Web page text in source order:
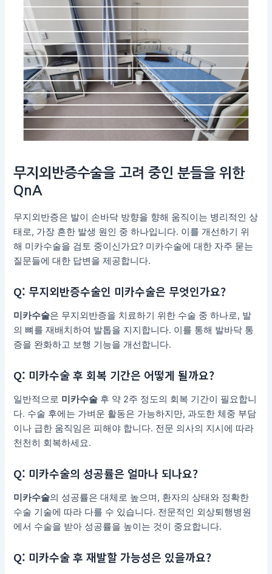
무지외반증수술을 고려 중인 분들을 위한
QnA
무지외반증은 발이 손바닥 방향을 향해 움직이는 병리적인 상
태로, 가장 흔한 발생 원인 중 하나입니다. 이를 개선하기 위
해 미카수술을 검토 중이신가요? 미카수술에 대한 자주 묻는
질문들에 대한 답변을 제공합니다.
Q: 무지외반증수술인 미카수술은 무엇인가요?
미카수술은 무지외반증을 치료하기 위한 수술 중 하나로, 발
의 뼈를 재배치하여 발톱을 지지합니다. 이를 통해 발바닥 통
증을 완화하고 보행 기능을 개선합니다.
Q: 미카수술 후 회복 기간은 어떻게 될까요?
일반적으로 미카수술 후 약 2주 정도의 회복 기간이 필요합니
다. 수술 후에는 가벼운 활동은 가능하지만, 과도한 체중 부담
이나 급한 움직임은 피해야 합니다. 전문 의사의 지시에 따라
천천히 회복하세요.
Q: 미카수술의 성공률은 얼마나 되나요?
미카수술의 성공률은 대체로 높으며, 환자의 상태와 정확한
수술 기술에 따라 다를 수 있습니다. 전문적인 외상퇴행병원
에서 수술을 받아 성공률을 높이는 것이 중요합니다.
Q: 미카수술 후 재발할 가능성은 있을까요?